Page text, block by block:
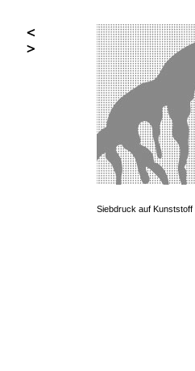
Siebdruck auf Kunststoff